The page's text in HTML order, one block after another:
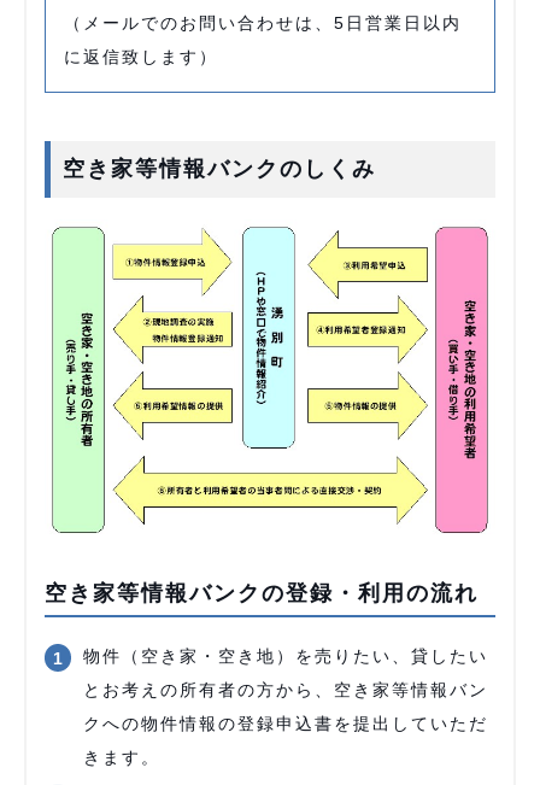
（メールでのお問い合わせは、5日営業日以内
に返信致します）
空き家等情報バンクのしくみ
空き家等情報バンクの登録・利用の流れ
物件（空き家・空き地）を売りたい、貸したい
とお考えの所有者の方から、空き家等情報バン
クへの物件情報の登録申込書を提出していただ
きます。